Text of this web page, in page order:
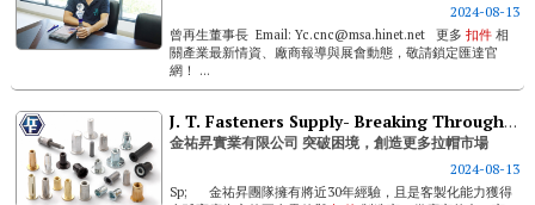
2024-08-13
曾再生董事長 Email: Yc.cnc@msa.hinet.net 更多 扣件相
關產業最新情資、廠商報導與展會動態，敬請鎖定匯達官
網！ ...
J. T. Fasteners Supply- Breaking Through Difficulties And Creating A Bigger Rivet Nut Market
金祐昇實業有限公司 突破困境，創造更多拉帽市場
2024-08-13
Sp; 金祐昇團隊擁有將近30年經驗，且是客製化能力獲得